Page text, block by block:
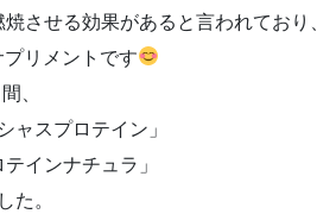
させる効果があると言われており、
リメントです
、
ャスプロテイン」
インナチュラ」
た。